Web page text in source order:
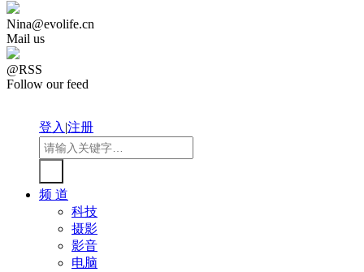
Nina@evolife.cn
Mail us
@RSS
Follow our feed
登入|注册
频 道
科技
摄影
影音
电脑